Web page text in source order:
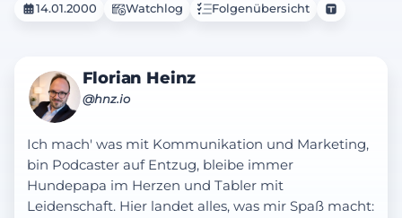
14.01.2000 Watchlog Folgenübersicht
Florian Heinz
@hnz.io
Ich mach' was mit Kommunikation und Marketing,
bin Podcaster auf Entzug, bleibe immer
Hundepapa im Herzen und Tabler mit
Leidenschaft. Hier landet alles, was mir Spaß macht: